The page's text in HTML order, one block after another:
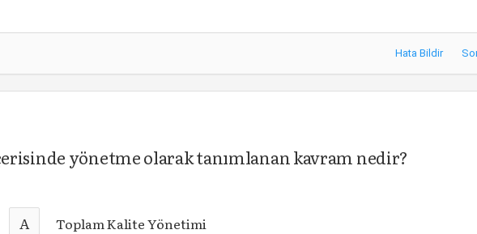
Hata Bildir
yönetme olarak tanımlanan kavram nedir?
A Toplam Kalite Yönetimi